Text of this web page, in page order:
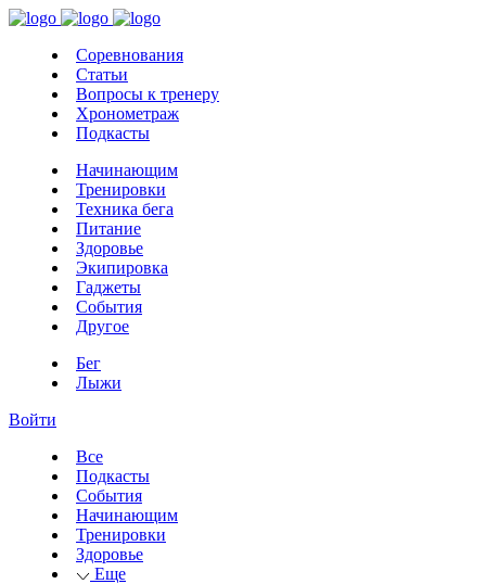
Соревнования
Статьи
Вопросы к тренеру
Хронометраж
Подкасты
Начинающим
Тренировки
Техника бега
Питание
Здоровье
Экипировка
Гаджеты
События
Другое
Бег
Лыжи
Войти
Все
Подкасты
События
Начинающим
Тренировки
Здоровье
Еще